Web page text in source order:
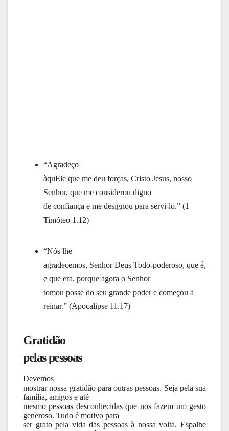
“Agradeço
àquEle que me deu forças, Cristo Jesus, nosso
Senhor, que me considerou digno
de confiança e me designou para servi-lo.” (1
Timóteo 1.12)
“Nós lhe
agradecemos, Senhor Deus Todo-poderoso, que é,
e que era, porque agora o Senhor
tomou posse do seu grande poder e começou a
reinar.” (Apocalipse 11.17)
Gratidão
pelas pessoas
Devemos
mostrar nossa gratidão para outras pessoas. Seja pela sua
família, amigos e até
mesmo pessoas desconhecidas que nos fazem um gesto
generoso. Tudo é motivo para
ser grato pela vida das pessoas à nossa volta. Espalhe